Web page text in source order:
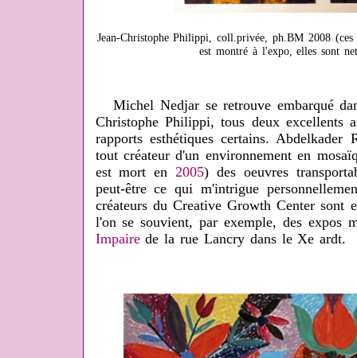
Jean-Christophe Philippi, coll.privée, ph.BM 2008
est montré à l'expo, elles sont
Michel Nedjar se retrouve embarqué
Christophe Philippi, tous deux excellents
rapports esthétiques certains.
tout créateur d'un environnement en
est mort en2005) des oeuvres
peut-être ce qui m'intrigue
créateurs du Creative Growth Center sont
l'on se souvient, par exemple, des expos
Impairede la rue Lancry dans le Xe ardt.